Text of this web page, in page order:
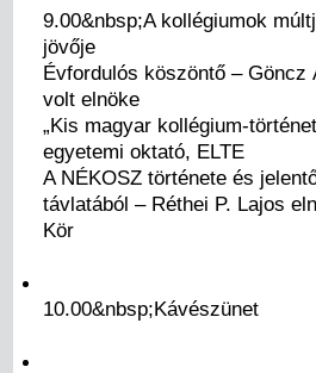
9.00&nbsp;A kollégiumok
jövője
Évfordulós köszöntő –
volt elnöke
„Kis magyar kollégium-
egyetemi oktató, ELTE
A NÉKOSZ története és
távlatából – Réthei P. Lajos
Kör
10.00&nbsp;Kávészünet